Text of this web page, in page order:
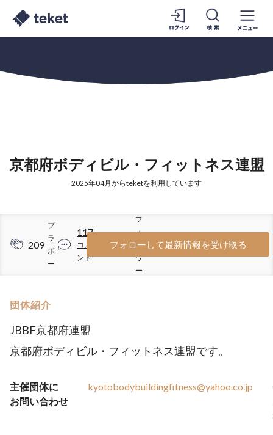
京都府ボディビル・フィットネス連盟
2025年04月からteketを利用しています
209
ブ
ラ
ボ
ー
117
コメ
ント
322
フ
ォ
ロ
ワ
ー
フォローして最新情報を受け取る
団体紹介
JBBF京都府連盟
京都府ボディビル・フィットネス連盟です。
主催団体に
お問い合わせ
kyotobodybuildingfitness@yahoo.co.jp